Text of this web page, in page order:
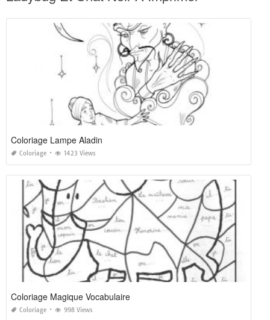
Coloriage Lampe Aladin
Coloriage 1423 Views
Coloriage Magique Vocabulaire
Coloriage 998 Views